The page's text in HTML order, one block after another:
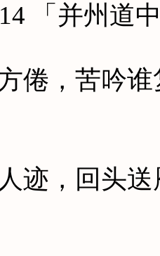
「并州道
，苦吟谁
，回头送